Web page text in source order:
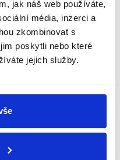
jak náš web používáte,
média, inzerci a
zkombinovat s
poskytli nebo které
jejich služby.
OVĚŘENO
Vít Rakušan a
protiepidemických
přišla...